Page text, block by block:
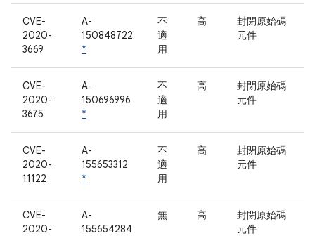
CVE-
2020-
3669
A-
150848722
*
不
適
用
高
封閉原始碼
元件
CVE-
2020-
3675
A-
150696996
*
不
適
用
高
封閉原始碼
元件
CVE-
2020-
11122
A-
155653312
*
不
適
用
高
封閉原始碼
元件
CVE-
2020-
A-
155654284
無 高
封閉原始碼
元件